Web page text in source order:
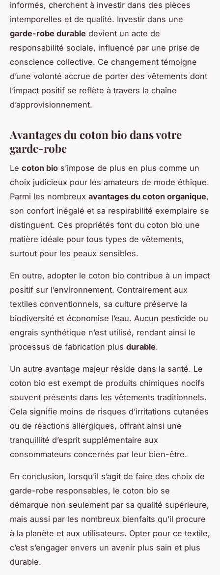
informés, cherchent à investir dans des pièces
intemporelles et de qualité. Investir dans une
garde-robe durable devient un acte de
responsabilité sociale, influencé par une prise de
conscience collective. Ce changement témoigne
d’une volonté accrue de porter des vêtements dont
l’impact positif se reflète à travers la chaîne
d’approvisionnement.
Avantages du coton bio dans votre
garde-robe
Le coton bio s’impose de plus en plus comme un
choix judicieux pour les amateurs de mode éthique.
Parmi les nombreux avantages du coton organique,
son confort inégalé et sa respirabilité exemplaire se
distinguent. Ces propriétés font du coton bio une
matière idéale pour tous types de vêtements,
surtout pour les peaux sensibles.
En outre, adopter le coton bio contribue à un impact
positif sur l’environnement. Contrairement aux
textiles conventionnels, sa culture préserve la
biodiversité et économise l’eau. Aucun pesticide ou
engrais synthétique n’est utilisé, rendant ainsi le
processus de fabrication plus durable.
Un autre avantage majeur réside dans la santé. Le
coton bio est exempt de produits chimiques nocifs
souvent présents dans les vêtements traditionnels.
Cela signifie moins de risques d’irritations cutanées
ou de réactions allergiques, offrant ainsi une
tranquillité d’esprit supplémentaire aux
consommateurs concernés par leur bien-être.
En conclusion, lorsqu’il s’agit de faire des choix de
garde-robe responsables, le coton bio se
démarque non seulement par sa qualité supérieure,
mais aussi par les nombreux bienfaits qu’il procure
à la planète et aux utilisateurs. Opter pour ce textile,
c’est s’engager envers un avenir plus sain et plus
durable.